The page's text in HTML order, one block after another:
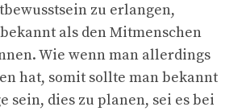
zu erlangen,
als den Mitmenschen
Wie wenn man allerdings
hat, somit sollte man bekannt
sein, dies zu planen, sei es bei